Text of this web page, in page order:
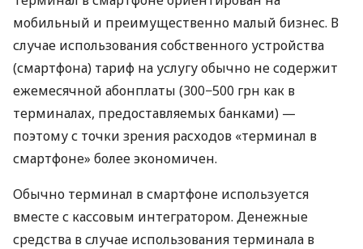
мобильный и преимущественно малый бизнес. В
случае использования собственного устройства
(смартфона) тариф на услугу обычно не содержит
ежемесячной абонплаты (300−500 грн как в
терминалах, предоставляемых банками) —
поэтому с точки зрения расходов «терминал в
смартфоне» более экономичен.
Обычно терминал в смартфоне используется
вместе с кассовым интегратором. Денежные
средства в случае использования терминала в